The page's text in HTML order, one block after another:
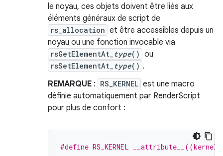
le noyau, ces objets doivent être liés aux
éléments généraux de script de
rs_allocation et être accessibles depuis un
noyau ou une fonction invocable via
rsGetElementAt_ type() ou
rsSetElementAt_ type() .
REMARQUE : RS_KERNEL est une macro
définie automatiquement par RenderScript
pour plus de confort :
#define RS_KERNEL